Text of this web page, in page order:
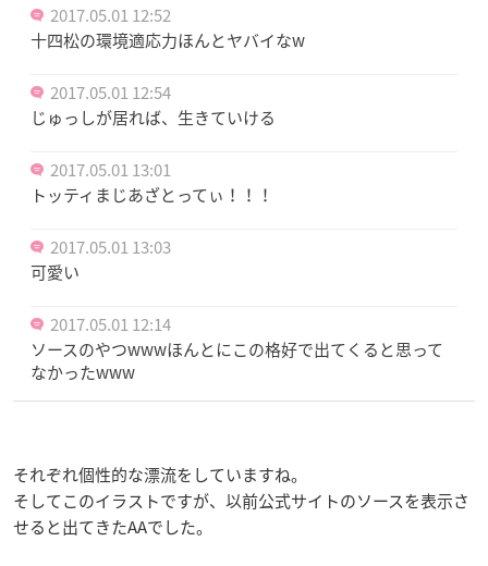
2017.05.01 12:52
十四松の環境適応力ほんとヤバイなw
2017.05.01 12:54
じゅっしが居れば、生きていける
2017.05.01 13:01
トッティまじあざとってぃ！！！
2017.05.01 13:03
可愛い
2017.05.01 12:14
ソースのやつwwwほんとにこの格好で出てくると思って
なかったwww
それぞれ個性的な漂流をしていますね。
そしてこのイラストですが、以前公式サイトのソースを表示さ
せると出てきたAAでした。